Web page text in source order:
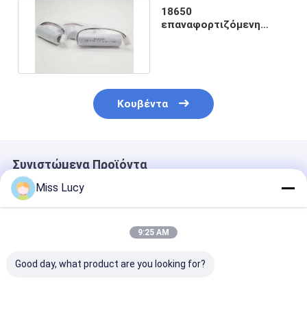
18650
επαναφορτιζόμενη
Κουβέντα
Συνιστώμενα Προϊόντα
Miss Lucy
9:25 AM
Good day, what product are you looking for?